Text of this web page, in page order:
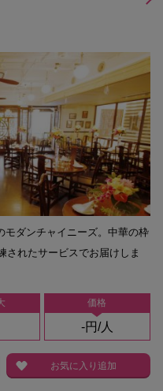
価格
-円/人
モダンチャイニーズ。中華の枠
されたサービスでお届けしま
お気に入り追加